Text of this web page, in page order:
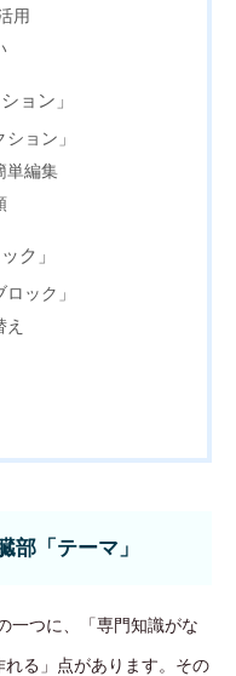
用
ョン」
ョン」
単編集
ク」
ック」
部「テーマ」
一つに、「専門知識がな
る」点があります。その